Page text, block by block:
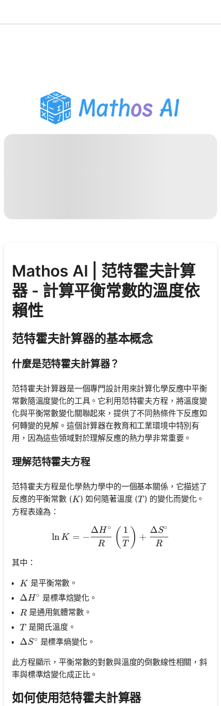
PDF 作業助手
學習工具
Mathos AI | 范特霍夫計算
器 - 計算平衡常數的溫度依
賴性
范特霍夫計算器的基本概念
什麼是范特霍夫計算器？
范特霍夫計算器是一個專門設計用來計算化學反應中平衡
常數隨溫度變化的工具。它利用范特霍夫方程，將溫度變
化與平衡常數變化關聯起來，提供了不同熱條件下反應如
何轉變的見解。這個計算器在教育和工業環境中特別有
用，因為這些領域對於理解反應的熱力學非常重要。
理解范特霍夫方程
范特霍夫方程是化學熱力學中的一個基本關係，它描述了
反應的平衡常數 (K
K) 如何隨著溫度 (T
T) 的變化而變化。
方程表達為：
\ln K = -\frac{\Delta
ln K = −
R
ΔH∘ ( T
1 ) +
R
ΔS∘
其中：
K
K 是平衡常數。
\Delta H^\circ
ΔH∘ 是標準焓變化。
R
R是通用氣體常數。
T
T 是開氏溫度。
\Delta S^\circ
ΔS∘ 是標準熵變化。
此方程顯示，平衡常數的對數與溫度的倒數線性相關，斜
率與標準焓變化成正比。
如何使用范特霍夫計算器